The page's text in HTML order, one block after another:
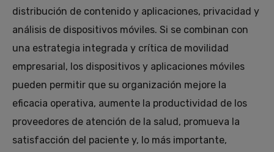
distribución de contenido y aplicaciones, privacidad y
análisis de dispositivos móviles. Si se combinan con
una estrategia integrada y crítica de movilidad
empresarial, los dispositivos y aplicaciones móviles
pueden permitir que su organización mejore la
eficacia operativa, aumente la productividad de los
proveedores de atención de la salud, promueva la
satisfacción del paciente y, lo más importante,